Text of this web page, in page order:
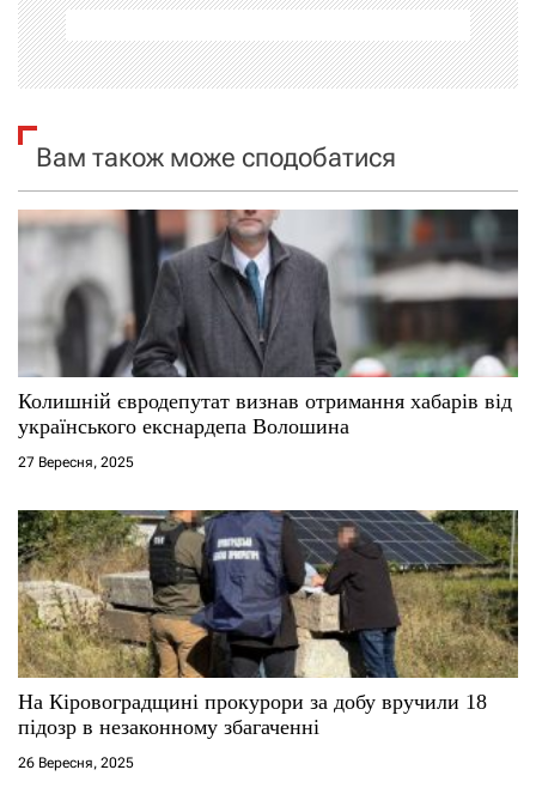
ц
і
я
з
а
и
с
і
в
Вам також може сподобатися
Колишній євродепутат визнав отримання хабарів від
українського екснардепа Волошина
27 Вересня, 2025
На Кіровоградщині прокурори за добу вручили 18
підозр в незаконному збагаченні
26 Вересня, 2025